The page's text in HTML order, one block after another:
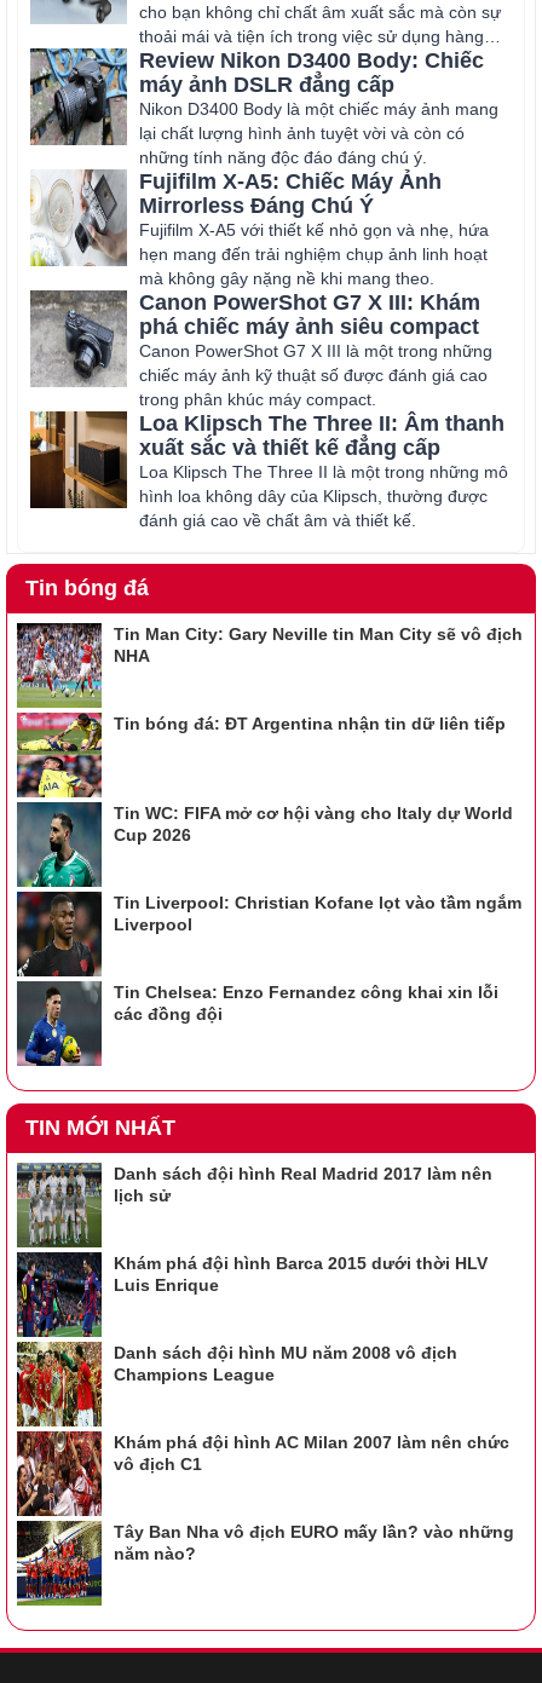
cho bạn không chỉ chất âm xuất sắc mà còn sự
thoải mái và tiện ích trong việc sử dụng hàng
ngày.
Review Nikon D3400 Body: Chiếc
máy ảnh DSLR đẳng cấp
Nikon D3400 Body là một chiếc máy ảnh mang
lại chất lượng hình ảnh tuyệt vời và còn có
những tính năng độc đáo đáng chú ý.
Fujifilm X-A5: Chiếc Máy Ảnh
Mirrorless Đáng Chú Ý
Fujifilm X-A5 với thiết kế nhỏ gọn và nhẹ, hứa
hẹn mang đến trải nghiệm chụp ảnh linh hoạt
mà không gây nặng nề khi mang theo.
Canon PowerShot G7 X III: Khám
phá chiếc máy ảnh siêu compact
Canon PowerShot G7 X III là một trong những
chiếc máy ảnh kỹ thuật số được đánh giá cao
trong phân khúc máy compact.
Loa Klipsch The Three II: Âm thanh
xuất sắc và thiết kế đẳng cấp
Loa Klipsch The Three II là một trong những mô
hình loa không dây của Klipsch, thường được
đánh giá cao về chất âm và thiết kế.
Tin bóng đá
Tin Man City: Gary Neville tin Man City sẽ vô địch
NHA
Tin bóng đá: ĐT Argentina nhận tin dữ liên tiếp
Tin WC: FIFA mở cơ hội vàng cho Italy dự World
Cup 2026
Tin Liverpool: Christian Kofane lọt vào tầm ngắm
Liverpool
Tin Chelsea: Enzo Fernandez công khai xin lỗi
các đồng đội
TIN MỚI NHẤT
Danh sách đội hình Real Madrid 2017 làm nên
lịch sử
Khám phá đội hình Barca 2015 dưới thời HLV
Luis Enrique
Danh sách đội hình MU năm 2008 vô địch
Champions League
Khám phá đội hình AC Milan 2007 làm nên chức
vô địch C1
Tây Ban Nha vô địch EURO mấy lần? vào những
năm nào?